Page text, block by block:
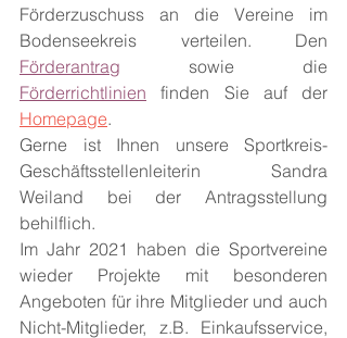
Förderzuschuss an die Vereine im
Förderantrag
Förderrichtlinien
Homepage.
Gerne ist Ihnen unsere Sportkreis-
Geschäftsstellenleiterin Sandra
Weiland bei der Antragsstellung
behilflich.
Im Jahr 2021 haben die Sportvereine
wieder Projekte mit besonderen
Angeboten für ihre Mitglieder und auch
Nicht-Mitglieder, z.B. Einkaufsservice,